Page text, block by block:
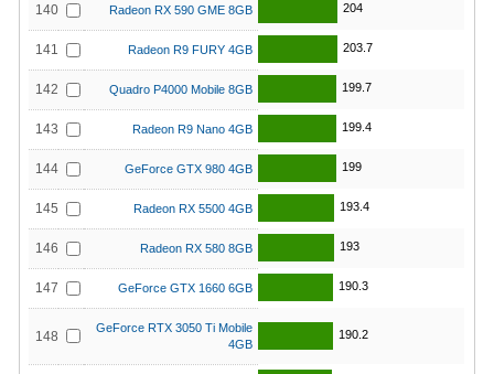
140 Radeon RX 590 GME 8GB 204
141 Radeon R9 FURY 4GB 203.7
142 Quadro P4000 Mobile 8GB 199.7
143 Radeon R9 Nano 4GB 199.4
144 GeForce GTX 980 4GB 199
145 Radeon RX 5500 4GB 193.4
146 Radeon RX 580 8GB 193
147 GeForce GTX 1660 6GB 190.3
148
GeForce RTX 3050 Ti Mobile
4GB
190.2